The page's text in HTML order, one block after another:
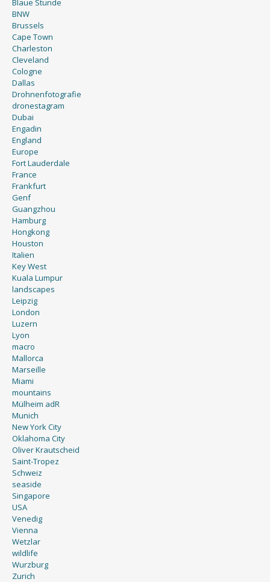
Blaue Stunde
BNW
Brussels
Cape Town
Charleston
Cleveland
Cologne
Dallas
Drohnenfotografie
dronestagram
Dubai
Engadin
England
Europe
Fort Lauderdale
France
Frankfurt
Genf
Guangzhou
Hamburg
Hongkong
Houston
Italien
Key West
Kuala Lumpur
landscapes
Leipzig
London
Luzern
Lyon
macro
Mallorca
Marseille
Miami
mountains
Mülheim adR
Munich
New York City
Oklahoma City
Oliver Krautscheid
Saint-Tropez
Schweiz
seaside
Singapore
USA
Venedig
Vienna
Wetzlar
wildlife
Wurzburg
Zurich